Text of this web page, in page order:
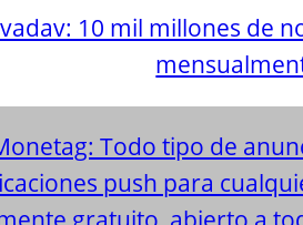
10 mil millones de
Todo tipo de
push para